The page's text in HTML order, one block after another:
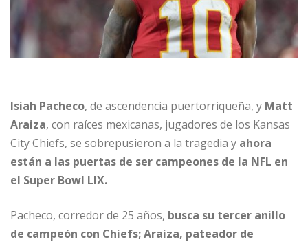
Isiah Pacheco, de ascendencia puertorriqueña, y Matt
Araiza, con raíces mexicanas, jugadores de los Kansas
City Chiefs, se sobrepusieron a la tragedia y ahora
están a las puertas de ser campeones de la NFL en
el Super Bowl LIX.
Pacheco, corredor de 25 años, busca su tercer anillo
de campeón con Chiefs; Araiza, pateador de